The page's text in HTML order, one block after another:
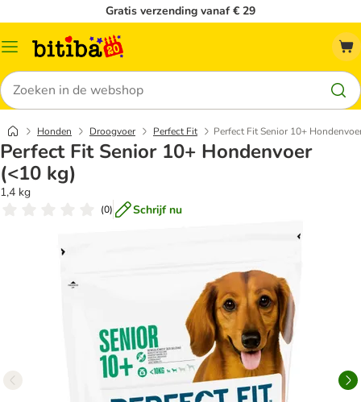
Gratis verzending vanaf € 29
Catalogusmenu
Zoeken
Honden Droogvoer Perfect Fit Perfect Fit Senior 10+
Perfect Fit Senior 10+ Hondenvoer
(<10 kg)
1,4 kg
(0) Schrijf nu